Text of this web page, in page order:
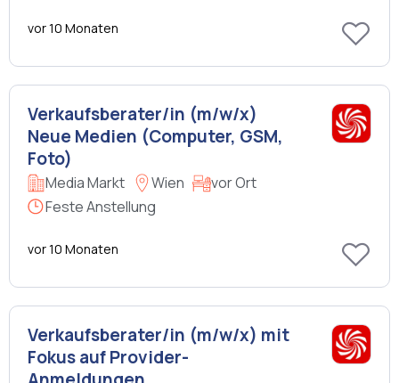
vor 10 Monaten
Verkaufsberater/in (m/w/x)
Neue Medien (Computer, GSM,
Foto)
Media Markt Wien
vor Ort
Feste Anstellung
vor 10 Monaten
Verkaufsberater/in (m/w/x) mit
Fokus auf Provider-